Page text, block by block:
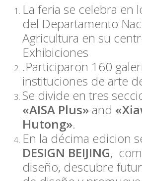
La feria se celebra en
del Departamento
Agricultura en su
Exhibiciones
.Participaron 160
instituciones de arte
Se divide en tres
«AISA Plus»and
Hutong».
En la décima edicion
DESIGN BEIJING,
diseño, descubre